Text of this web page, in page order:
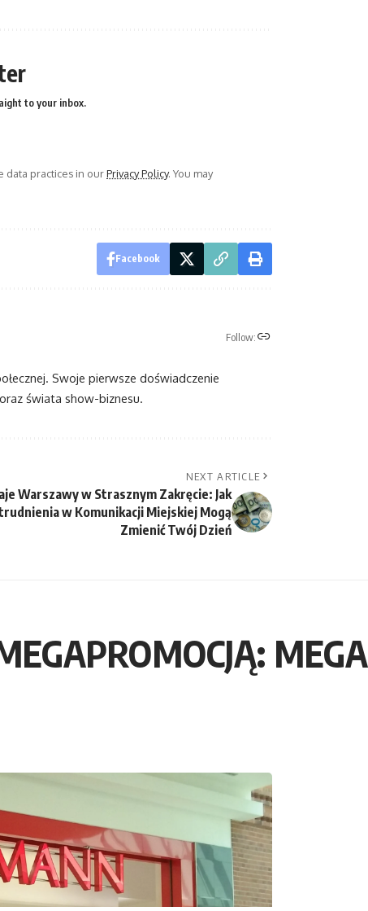
to your inbox.
data practices in ourPrivacy Policy. You may
Facebook
Follow:
Swoje pierwsze doświadczenie
świata show-biznesu.
NEXT ARTICLE
Warszawy w Strasznym Zakręcie: Jak
w Komunikacji Miejskiej Mogą
Zmienić Twój Dzień